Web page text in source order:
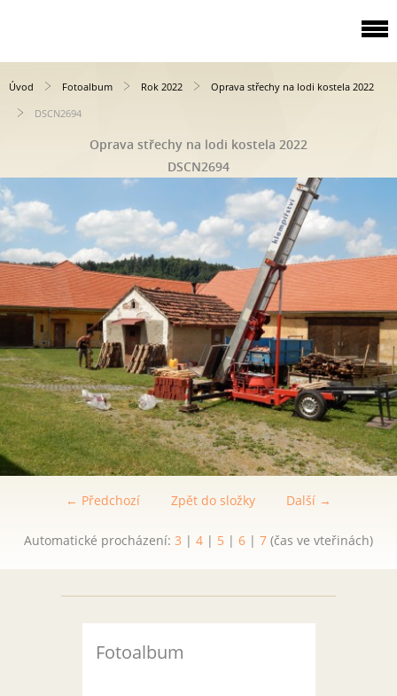
Úvod Fotoalbum Rok 2022
Oprava střechy na lodi kostela 2022
DSCN2694
Oprava střechy na lodi kostela 2022
DSCN2694
← Předchozí Další →
Zpět do složky
Automatické procházení: 3 | 4 | 5 | 6 | 7 (čas ve vteřinách)
Fotoalbum